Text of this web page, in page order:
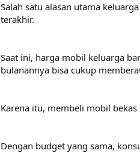
Salah satu alasan utama
terakhir.
Saat ini, harga mobil keluarga
bulanannya bisa cukup
Karena itu, membeli mobil
Dengan budget yang sama,